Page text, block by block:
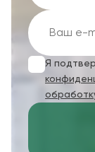
Я